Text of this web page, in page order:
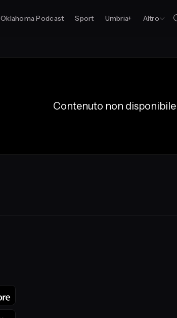
Oklahoma Podcast Sport Umbria+ Altro
Contenuto non disponibile